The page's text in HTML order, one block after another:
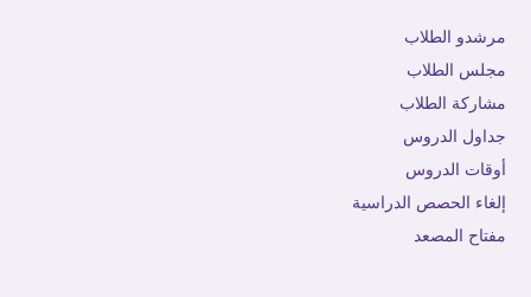
مرشدو الطلاب
مجلس الطلاب
مشاركة الطلاب
جداول الدروس
أوقات الدروس
إلغاء الحصص الدراسية
مفتاح المصعد